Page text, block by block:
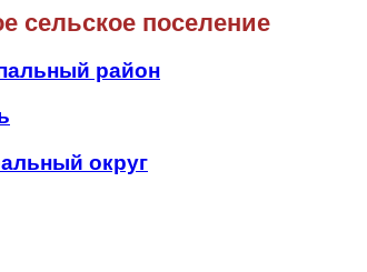
сельское поселение
район
округ